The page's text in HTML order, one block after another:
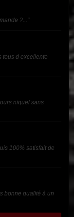
?..."
tous d excellente
niquel sans
100% satisfait de
bonne qualité à un